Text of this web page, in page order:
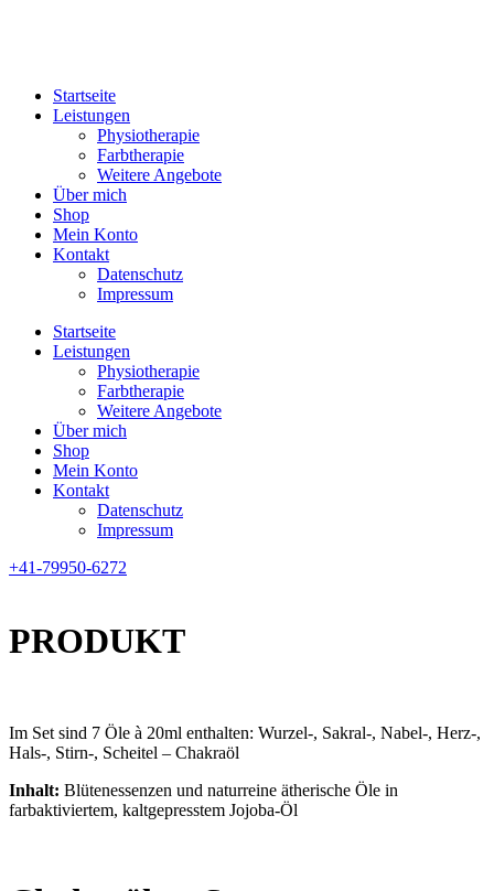
Startseite
Leistungen
Physiotherapie
Farbtherapie
Weitere Angebote
Über mich
Shop
Mein Konto
Kontakt
Datenschutz
Impressum
Startseite
Leistungen
Physiotherapie
Farbtherapie
Weitere Angebote
Über mich
Shop
Mein Konto
Kontakt
Datenschutz
Impressum
+41-79950-6272
PRODUKT
Im Set sind 7 Öle à 20ml enthalten: Wurzel-, Sakral-, Nabel-, Herz-,
Hals-, Stirn-, Scheitel – Chakraöl
Inhalt: Blütenessenzen und naturreine ätherische Öle in
farbaktiviertem, kaltgepresstem Jojoba-Öl